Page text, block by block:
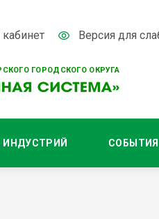
ГОРОДСКОГО ОКРУГА
Версия для
ИНДУСТРИЙ СОБЫТИЯ